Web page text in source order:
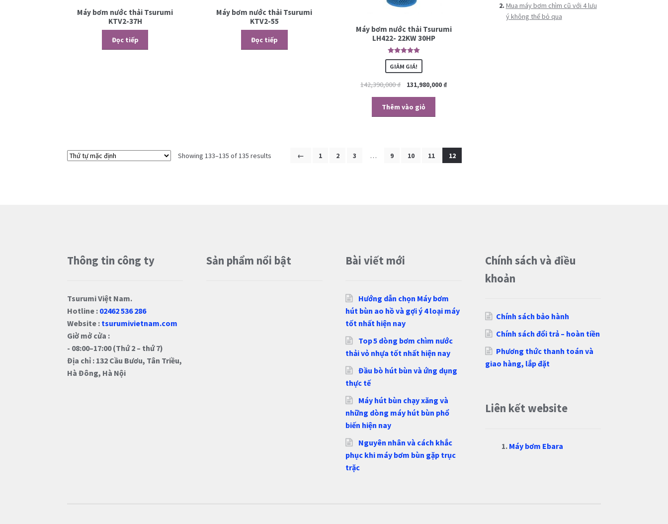
Máy bơm nước thải Tsurumi
KTV2-37H
Đọc tiếp
Máy bơm nước thải Tsurumi
KTV2-55
Đọc tiếp
Máy bơm nước thải Tsurumi
LH422- 22KW 30HP
5.00trên 5
GIẢM GIÁ!
142,390,000₫ 131,980,000 ₫
Thêm vào giỏ
Showing 133–135 of 135 results ← 1 2 3 … 9 10 11 12
Mua máy bơm chìm cũ với 4 lưu
ý không thể bỏ qua
Thông tin công ty
Tsurumi Việt Nam.
Hotline : 02462 536 286
Website : tsurumivietnam.com
Giờ mở cửa :
- 08:00–17:00 (Thứ 2 – thứ 7)
Địa chỉ : 132 Cầu Bươu, Tân Triều,
Hà Đông, Hà Nội
Sản phẩm nổi bật Bài viết mới
Hướng dẫn chọn Máy bơm
hút bùn ao hồ và gợi ý 4 loại máy
tốt nhất hiện nay
Top 5 dòng bơm chìm nước
thải vỏ nhựa tốt nhất hiện nay
Đầu bò hút bùn và ứng dụng
thực tế
Máy hút bùn chạy xăng và
những dòng máy hút bùn phổ
biến hiện nay
Nguyên nhân và cách khắc
phục khi máy bơm bùn gặp trục
trặc
Chính sách và điều
khoản
Chính sách bảo hành
Chính sách đổi trả – hoàn tiền
Phương thức thanh toán và
giao hàng, lắp đặt
Liên kết website
Máy bơm Ebara